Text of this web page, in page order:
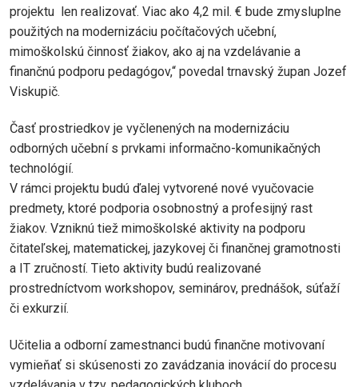
projektu len realizovať. Viac ako 4,2 mil. € bude zmysluplne
použitých na modernizáciu počítačových učební,
mimoškolskú činnosť žiakov, ako aj na vzdelávanie a
finančnú podporu pedagógov,“ povedal trnavský župan Jozef
Viskupič.
Časť prostriedkov je vyčlenených na modernizáciu
odborných učební s prvkami informačno-komunikačných
technológií.
V rámci projektu budú ďalej vytvorené nové vyučovacie
predmety, ktoré podporia osobnostný a profesijný rast
žiakov. Vzniknú tiež mimoškolské aktivity na podporu
čitateľskej, matematickej, jazykovej či finančnej gramotnosti
a IT zručností. Tieto aktivity budú realizované
prostredníctvom workshopov, seminárov, prednášok, súťaží
či exkurzií.
Učitelia a odborní zamestnanci budú finančne motivovaní
vymieňať si skúsenosti zo zavádzania inovácií do procesu